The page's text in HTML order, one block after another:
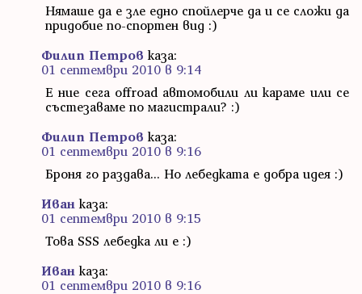
Нямаше да е зле едно спойлерче да и се сложи да
придобие по-спортен вид :)
Филип Петров каза:
01 септември 2010 в 9:14
Е ние сега offroad автомобили ли караме или се
състезаваме по магистрали? :)
Филип Петров каза:
01 септември 2010 в 9:16
Броня го раздава... Но лебедката е добра идея :)
Иван каза:
01 септември 2010 в 9:15
Това SSS лебедка ли е :)
Иван каза:
01 септември 2010 в 9:16